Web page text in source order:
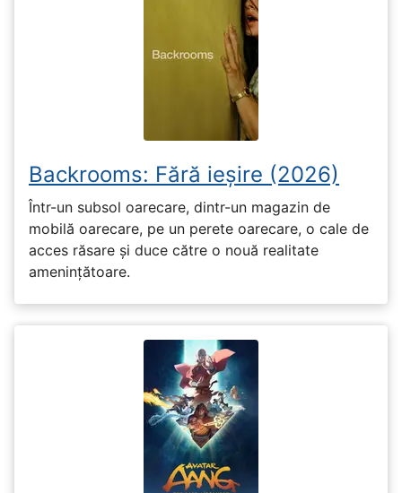
Backrooms: Fără ieșire (2026)
Într-un subsol oarecare, dintr-un magazin de
mobilă oarecare, pe un perete oarecare, o cale de
acces răsare și duce către o nouă realitate
amenințătoare.